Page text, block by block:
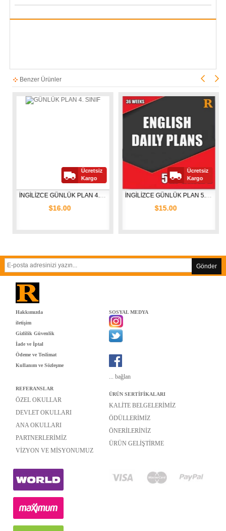
Benzer Ürünler
İNGİLİZCE GÜNLÜK PLAN 4. SINIF
$16.00
Ücretsiz
Kargo
İNGİLİZCE GÜNLÜK PLAN 5. SINIF
$15.00
Ücretsiz
Kargo
Gönder
Hakkımızda
iletişim
Gizlilik Güvenlik
İade ve İptal
Ödeme ve Teslimat
Kullanım ve Sözleşme
SOSYAL MEDYA
...bağlan
REFERANSLAR
ÖZEL OKULLAR
DEVLET OKULLARI
ANA OKULLARI
PARTNERLERİMİZ
VİZYON VE MİSYONUMUZ
ÜRÜN SERTİFİKALARI
KALİTE BELGELERİMİZ
ÖDÜLLERİMİZ
ÖNERİLERİNİZ
ÜRÜN GELİŞTİRME